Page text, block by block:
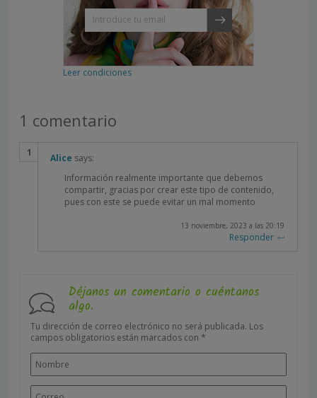
Leer condiciones
1 comentario
Alice says:
13 noviembre, 2023 a las 20:19
Información realmente importante que debemos
compartir, gracias por crear este tipo de contenido,
pues con este se puede evitar un mal momento
Responder
Déjanos un comentario o cuéntanos
algo.
Tu dirección de correo electrónico no será publicada. Los
campos obligatorios están marcados con *